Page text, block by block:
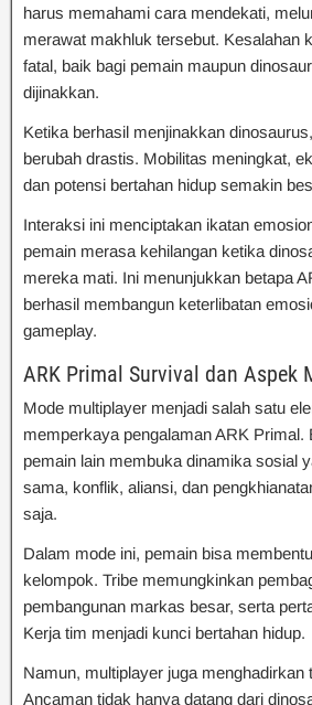
harus memahami cara mendekati,
merawat makhluk tersebut. Kesalahan
fatal, baik bagi pemain maupun
dijinakkan.
Ketika berhasil menjinakkan
berubah drastis. Mobilitas meningkat,
dan potensi bertahan hidup semakin
Interaksi ini menciptakan ikatan
pemain merasa kehilangan ketika
mereka mati. Ini menunjukkan betapa
berhasil membangun keterlibatan
gameplay.
ARK Primal Survival dan Aspek
Mode multiplayer menjadi salah satu
memperkaya pengalaman ARK Primal.
pemain lain membuka dinamika sosial
sama, konflik, aliansi, dan
saja.
Dalam mode ini, pemain bisa
kelompok. Tribe memungkinkan
pembangunan markas besar, serta
Kerja tim menjadi kunci bertahan hidup.
Namun, multiplayer juga menghadirkan
Ancaman tidak hanya datang dari